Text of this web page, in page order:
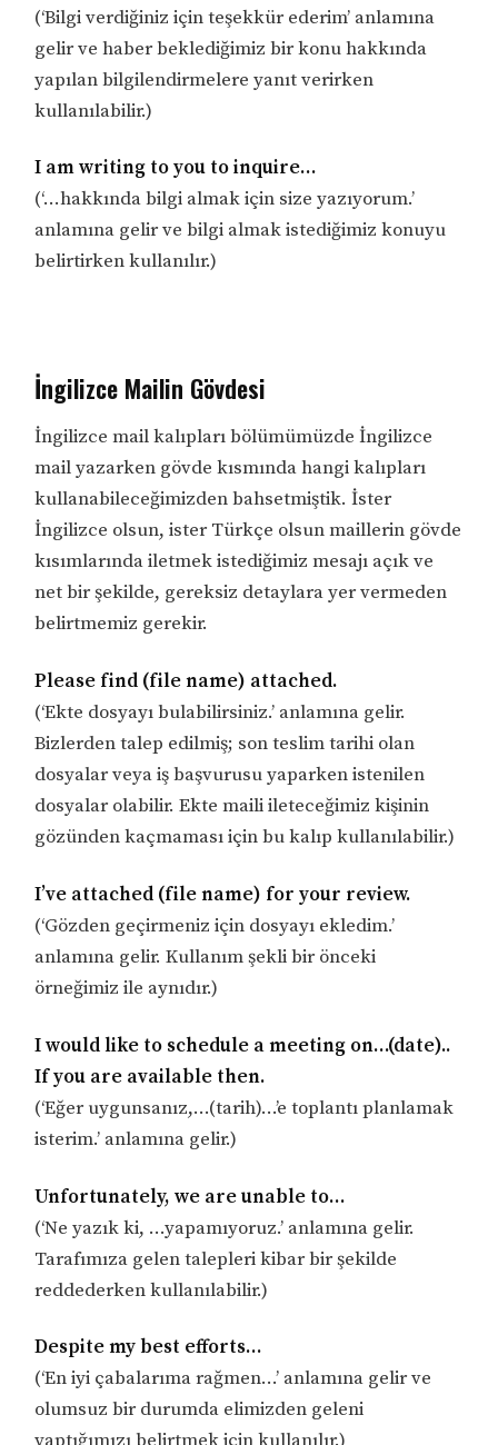
(‘Bilgi verdiğiniz için teşekkür ederim’ anlamına
gelir ve haber beklediğimiz bir konu hakkında
yapılan bilgilendirmelere yanıt verirken
kullanılabilir.)
I am writing to you to inquire…
(‘…hakkında bilgi almak için size yazıyorum.’
anlamına gelir ve bilgi almak istediğimiz konuyu
belirtirken kullanılır.)
İngilizce Mailin Gövdesi
İngilizce mail kalıpları bölümümüzde İngilizce
mail yazarken gövde kısmında hangi kalıpları
kullanabileceğimizden bahsetmiştik. İster
İngilizce olsun, ister Türkçe olsun maillerin gövde
kısımlarında iletmek istediğimiz mesajı açık ve
net bir şekilde, gereksiz detaylara yer vermeden
belirtmemiz gerekir.
Please find (file name) attached.
(‘Ekte dosyayı bulabilirsiniz.’ anlamına gelir.
Bizlerden talep edilmiş; son teslim tarihi olan
dosyalar veya iş başvurusu yaparken istenilen
dosyalar olabilir. Ekte maili ileteceğimiz kişinin
gözünden kaçmaması için bu kalıp kullanılabilir.)
I’ve attached (file name) for your review.
(‘Gözden geçirmeniz için dosyayı ekledim.’
anlamına gelir. Kullanım şekli bir önceki
örneğimiz ile aynıdır.)
I would like to schedule a meeting on…(date)..
If you are available then.
(‘Eğer uygunsanız,…(tarih)…’e toplantı planlamak
isterim.’ anlamına gelir.)
Unfortunately, we are unable to…
(‘Ne yazık ki, …yapamıyoruz.’ anlamına gelir.
Tarafımıza gelen talepleri kibar bir şekilde
reddederken kullanılabilir.)
Despite my best efforts…
(‘En iyi çabalarıma rağmen…’ anlamına gelir ve
olumsuz bir durumda elimizden geleni